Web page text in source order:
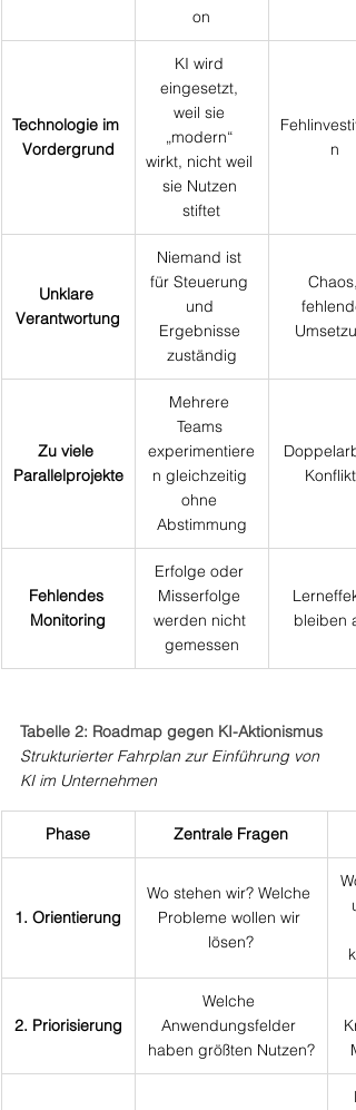
on
Technologie im
Vordergrund
KI wird
eingesetzt,
weil sie
„modern“
wirkt, nicht weil
sie Nutzen
stiftet
n
Unklare
Verantwortung
Niemand ist
für Steuerung
und
Ergebnisse
zuständig
Chaos,
Zu viele
Parallelprojekte
Mehrere
Teams
experimentiere
n gleichzeitig
ohne
Abstimmung
Konflikte
Fehlendes
Monitoring
Erfolge oder
Misserfolge
werden nicht
gemessen
bleiben
Tabelle 2: Roadmap gegen KI-Aktionismus
Strukturierter Fahrplan zur Einführung von
KI im Unternehmen
Phase Zentrale Fragen
1. Orientierung
Wo stehen wir? Welche
Probleme wollen wir
lösen?
2. Priorisierung
Welche
Anwendungsfelder
haben größten Nutzen?